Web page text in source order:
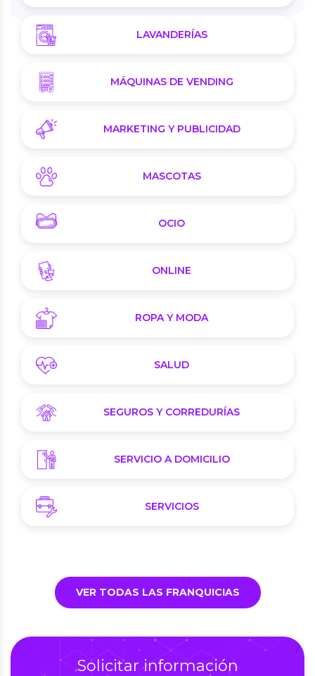
LAVANDERÍAS
MÁQUINAS DE VENDING
MARKETING Y PUBLICIDAD
MASCOTAS
OCIO
ONLINE
ROPA Y MODA
SALUD
SEGUROS Y CORREDURÍAS
SERVICIO A DOMICILIO
SERVICIOS
VER TODAS LAS FRANQUICIAS
Solicitar información